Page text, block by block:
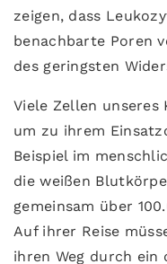
zeigen, dass
benachbarte Poren
des geringsten
Viele Zellen unseres
um zu ihrem
Beispiel im
die weißen
gemeinsam über
Auf ihrer Reise
ihren Weg durch ein